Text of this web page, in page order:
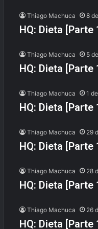
Thiago Machuca 8
HQ: Dieta [Parte
Thiago Machuca 5
HQ: Dieta [Parte
Thiago Machuca 1
HQ: Dieta [Parte
Thiago Machuca 29
HQ: Dieta [Parte
Thiago Machuca 28
HQ: Dieta [Parte
Thiago Machuca 26
HQ: Dieta [Parte